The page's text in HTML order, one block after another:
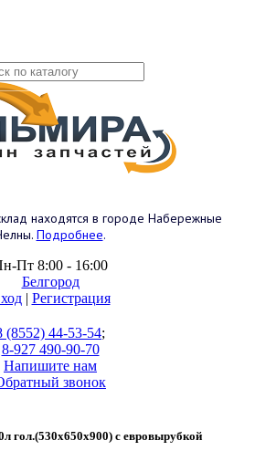
находятся в городе Набережные
Подробнее.
Пт 8:00 - 16:00
Белгород
| Регистрация
(8552) 44-53-54;
8-927 490-90-70
Напишите нам
звонок
гол.(530х650х900) с евровырубкой